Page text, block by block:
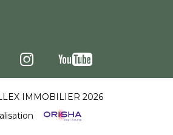
IMMOBILIER 2026